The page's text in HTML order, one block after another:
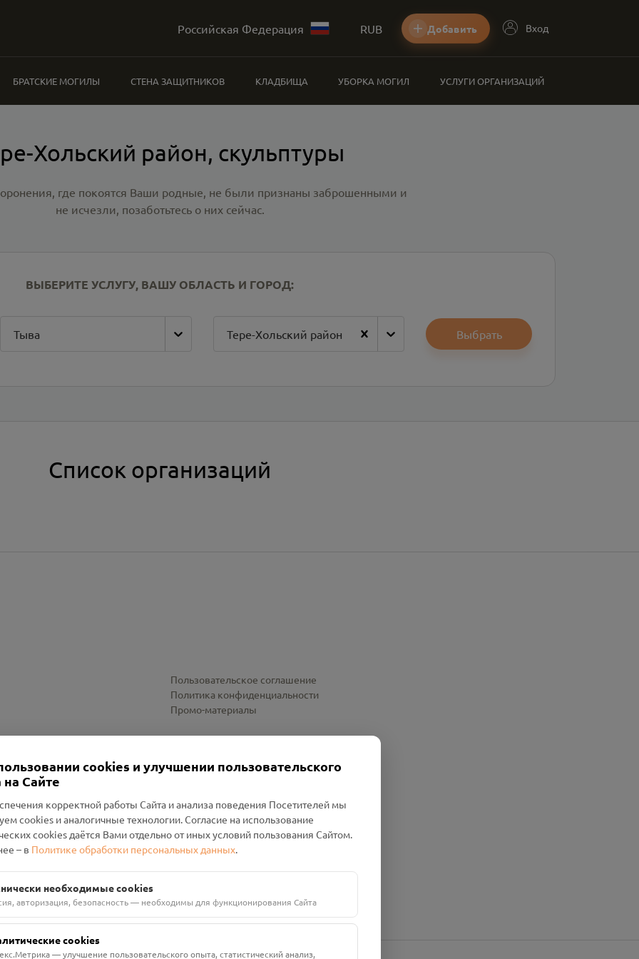
Российская Федерация RUB Добавить Вход
БРАТСКИЕ МОГИЛЫ СТЕНА ЗАЩИТНИКОВ КЛАДБИЩА УБОРКА МОГИЛ УСЛУГИ ОРГАНИЗАЦИЙ
Хольский район, скульптуры
где покоятся Ваши родные, не были признаны заброшенными и
не исчезли, позаботьтесь о них сейчас.
ВЫБЕРИТЕ УСЛУГУ, ВАШУ ОБЛАСТЬ И ГОРОД:
Тыва Тере-Хольский район Выбрать
Список организаций
Пользовательское соглашение
Политика конфиденциальности
Промо-материалы
Проект Помним»
Руднянский, г. Рудня, улица Западная, д. 26А, пом. 18
БАНК"
cookies и улучшении пользовательского
Сайте
корректной работы Сайта и анализа поведения Посетителей мы
cookies и аналогичные технологии. Согласие на использование
cookies даётся Вами отдельно от иных условий пользования Сайтом.
– в Политике обработки персональных данных.
необходимые cookies
авторизация, безопасность — необходимы для функционирования Сайта
cookies
— улучшение пользовательского опыта, статистический анализ,